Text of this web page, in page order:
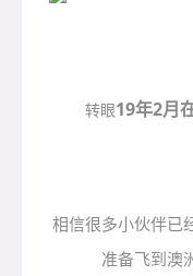
转眼19年2月
相信很多小伙伴已
准备飞到澳